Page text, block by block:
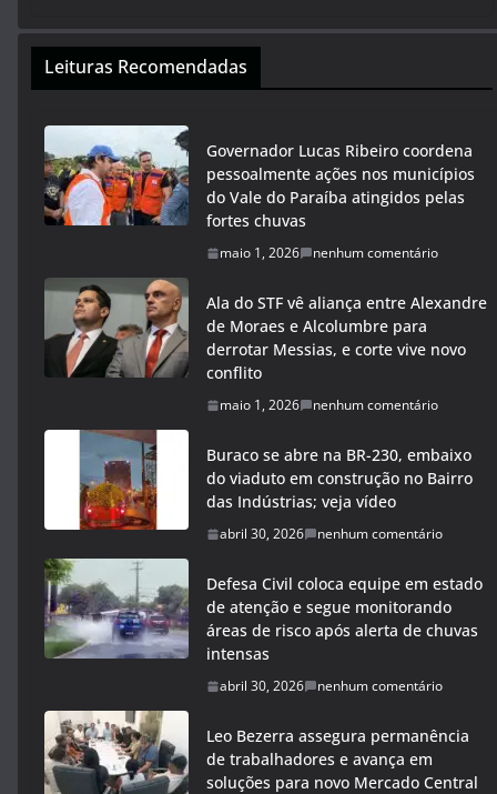
Leituras Recomendadas
Governador Lucas Ribeiro coordena
pessoalmente ações nos municípios
do Vale do Paraíba atingidos pelas
fortes chuvas
maio 1, 2026 nenhum comentário
Ala do STF vê aliança entre Alexandre
de Moraes e Alcolumbre para
derrotar Messias, e corte vive novo
conflito
maio 1, 2026 nenhum comentário
Buraco se abre na BR-230, embaixo
do viaduto em construção no Bairro
das Indústrias; veja vídeo
abril 30, 2026 nenhum comentário
Defesa Civil coloca equipe em estado
de atenção e segue monitorando
áreas de risco após alerta de chuvas
intensas
abril 30, 2026 nenhum comentário
Leo Bezerra assegura permanência
de trabalhadores e avança em
soluções para novo Mercado Central